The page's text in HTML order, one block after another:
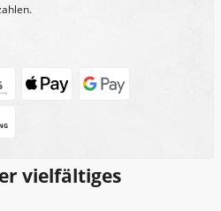
vielfältiges